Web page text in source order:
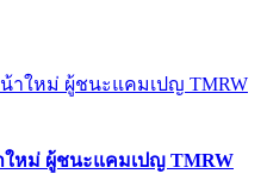
ใหม่ ผู้ชนะแคมเปญ TMRW